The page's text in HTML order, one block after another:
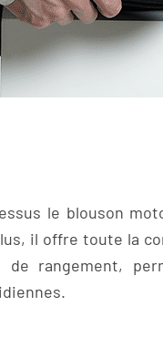
le blouson
il offre toute la
de rangement,